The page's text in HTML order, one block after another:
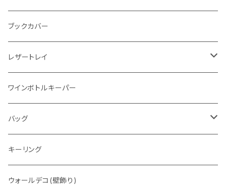
"メッセージ"カリグラフィーウォレット
写真立て
ブックカバー
レザートレイ
番外編"Wave"
通常盤
ワインボトルキーパー
バッグ
トートバッグ
ウォレットバッグ
キーリング
ウォールデコ(壁飾り)